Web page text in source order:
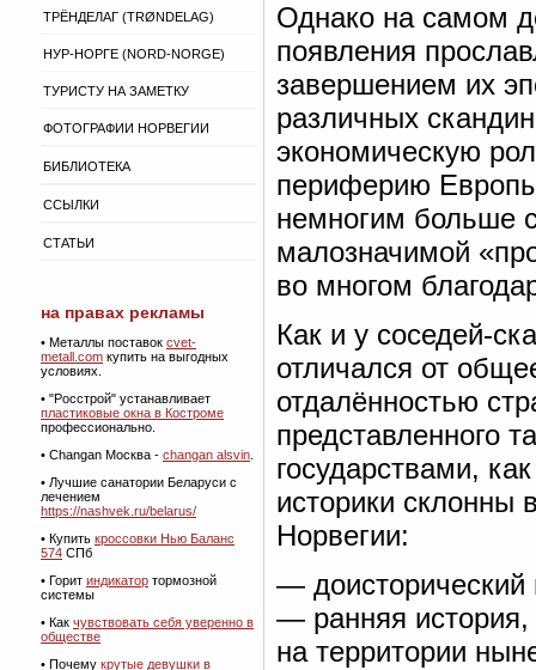
ТРЁНДЕЛАГ (TRØNDELAG)
НУР-НОРГЕ (NORD-NORGE)
ТУРИСТУ НА ЗАМЕТКУ
ФОТОГРАФИИ НОРВЕГИИ
БИБЛИОТЕКА
ССЫЛКИ
СТАТЬИ
на правах рекламы
• Металлы поставок cvet-
metall.com купить на выгодных
условиях.
• "Росстрой" устанавливает
пластиковые окна в Костроме
профессионально.
• Changan Москва - changan alsvin
• Лучшие санатории Беларуси с
лечением
https://nashvek.ru/belarus/
• Купить кроссовки Нью Баланс
574 СПб
• Горит индикатор тормозной
системы
• Как чувствовать себя уверенно в
обществе
• Почему крутые девушки в
Однако на самом
появления
завершением их
различных
экономическую
периферию
немногим больше
малозначимой
во многом
Как и у соседей-
отличался от
отдалённостью
представленного
государствами,
историки склонны
Норвегии:
— доисторический
— ранняя
на территории